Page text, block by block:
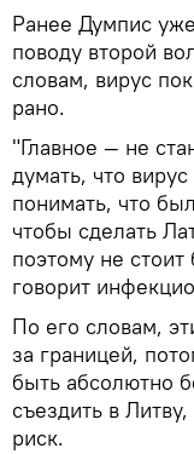
Ранее Думпис уже
поводу второй
словам, вирус
рано.
"Главное — не
думать, что
понимать, что
чтобы сделать
поэтому не
говорит
По его словам,
за границей,
быть абсолютно
съездить в
риск.